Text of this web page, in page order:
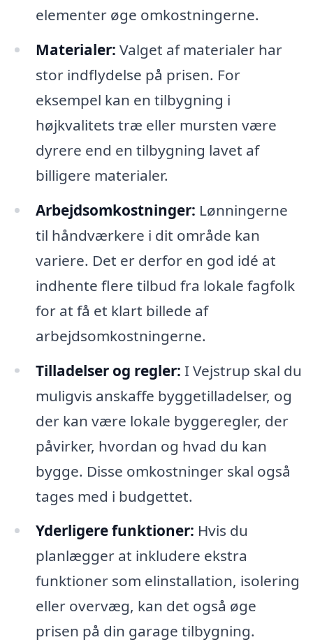
elementer øge omkostningerne.
Materialer: Valget af materialer har
stor indflydelse på prisen. For
eksempel kan en tilbygning i
højkvalitets træ eller mursten være
dyrere end en tilbygning lavet af
billigere materialer.
Arbejdsomkostninger: Lønningerne
til håndværkere i dit område kan
variere. Det er derfor en god idé at
indhente flere tilbud fra lokale fagfolk
for at få et klart billede af
arbejdsomkostningerne.
Tilladelser og regler: I Vejstrup skal du
muligvis anskaffe byggetilladelser, og
der kan være lokale byggeregler, der
påvirker, hvordan og hvad du kan
bygge. Disse omkostninger skal også
tages med i budgettet.
Yderligere funktioner: Hvis du
planlægger at inkludere ekstra
funktioner som elinstallation, isolering
eller overvæg, kan det også øge
prisen på din garage tilbygning.